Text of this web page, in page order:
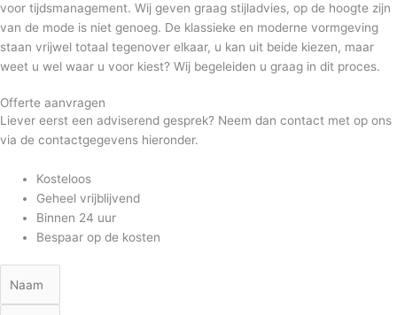
voor tijdsmanagement. Wij geven graag stijladvies, op de hoogte zijn
van de mode is niet genoeg. De klassieke en moderne vormgeving
staan vrijwel totaal tegenover elkaar, u kan uit beide kiezen, maar
weet u wel waar u voor kiest? Wij begeleiden u graag in dit proces.
Offerte aanvragen
Liever eerst een adviserend gesprek? Neem dan contact met op ons
via de contactgegevens hieronder.
Kosteloos
Geheel vrijblijvend
Binnen 24 uur
Bespaar op de kosten